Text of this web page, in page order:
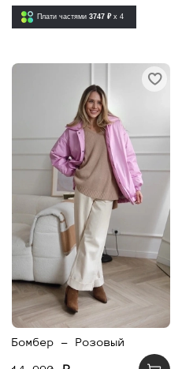
Плати частями 3747 ₽ x 4
Бомбер - Розовый